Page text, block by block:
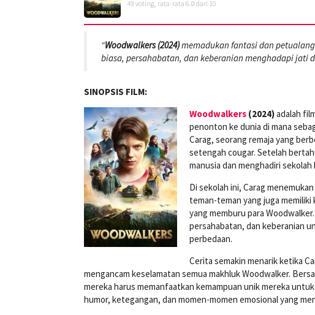
49 voting, rata-rata 6.0 dari 10
“Woodwalkers (2024)memadukan fantasi dan
biasa, persahabatan, dan keberanian menghadapi jati
SINOPSIS FILM:
Woodwalkers (2024)adalah
penonton ke dunia di mana
Carag, seorang remaja yang
setengah cougar. Setelah
manusia dan menghadiri
Di sekolah ini, Carag
teman-teman yang juga
yang memburu para Woodwalker.
persahabatan, dan keberanian
perbedaan.
Cerita semakin menarik ketika
mengancam keselamatan semua makhluk Woodwalker.
mereka harus memanfaatkan kemampuan unik mereka
humor, ketegangan, dan momen-momen emosional yang